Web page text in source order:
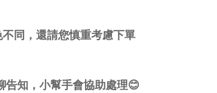
同，還請您慎重考慮下單
知，小幫手會協助處理😊